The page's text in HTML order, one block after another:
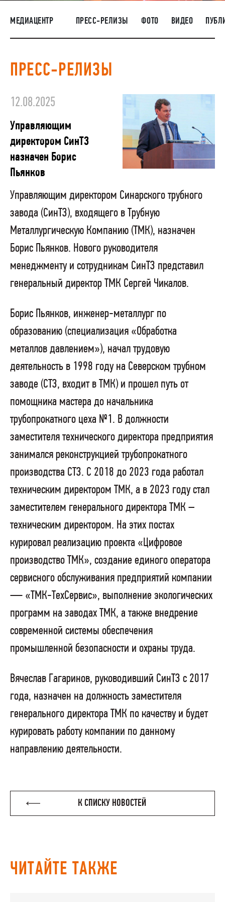
НАШИ ЛЮДИ
ОКРУЖАЮЩАЯ СРЕДА
РАСКРЫТИЕ ИНФОРМАЦИИ
ЗАКУПКИ
МЕДИАЦЕНТР ПРЕСС-РЕЛИЗЫ ФОТО ВИДЕО
ПРЕСС-РЕЛИЗЫ
12.08.2025
Управляющим
директором СинТЗ
назначен Борис
Пьянков
Управляющим директором Синарского трубного
завода (СинТЗ), входящего в Трубную
Металлургическую Компанию (ТМК), назначен
Борис Пьянков. Нового руководителя
менеджменту и сотрудникам СинТЗ представил
генеральный директор ТМК Сергей Чикалов.
Борис Пьянков, инженер-металлург по
образованию (специализация «Обработка
металлов давлением»), начал трудовую
деятельность в 1998 году на Северском трубном
заводе (СТЗ, входит в ТМК) и прошел путь от
помощника мастера до начальника
трубопрокатного цеха №1. В должности
заместителя технического директора предприятия
занимался реконструкцией трубопрокатного
производства СТЗ. С 2018 до 2023 года работал
техническим директором ТМК, а в 2023 году стал
заместителем генерального директора ТМК –
техническим директором. На этих постах
курировал реализацию проекта «Цифровое
производство ТМК», создание единого оператора
сервисного обслуживания предприятий компании
— «ТМК-ТехСервис», выполнение экологических
программ на заводах ТМК, а также внедрение
современной системы обеспечения
промышленной безопасности и охраны труда.
Вячеслав Гагаринов, руководивший СинТЗ с 2017
года, назначен на должность заместителя
генерального директора ТМК по качеству и будет
курировать работу компании по данному
направлению деятельности.
К СПИСКУ НОВОСТЕЙ
ЧИТАЙТЕ ТАКЖЕ